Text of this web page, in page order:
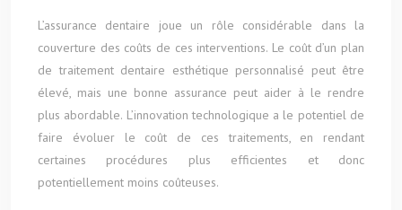
L’assurance dentaire joue un rôle considérable dans la
couverture des coûts de ces interventions. Le coût d’un plan
de traitement dentaire esthétique personnalisé peut être
élevé, mais une bonne assurance peut aider à le rendre
plus abordable. L’innovation technologique a le potentiel de
faire évoluer le coût de ces traitements, en rendant
certaines procédures plus efficientes et donc
potentiellement moins coûteuses.